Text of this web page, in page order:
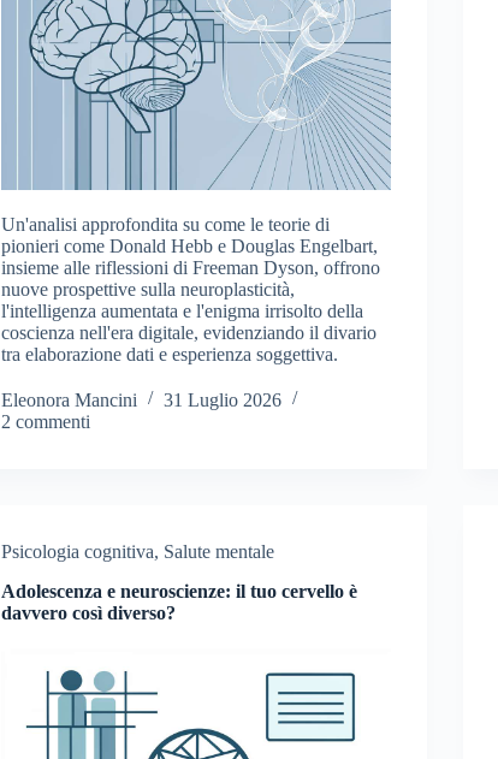
Un'analisi approfondita su come le teorie di
pionieri come Donald Hebb e Douglas Engelbart,
insieme alle riflessioni di Freeman Dyson, offrono
nuove prospettive sulla neuroplasticità,
l'intelligenza aumentata e l'enigma irrisolto della
coscienza nell'era digitale, evidenziando il divario
tra elaborazione dati e esperienza soggettiva.
Eleonora Mancini
31 Luglio 2026
2 commenti
Psicologia cognitiva, Salute mentale
Adolescenza e neuroscienze: il tuo cervello è
davvero così diverso?